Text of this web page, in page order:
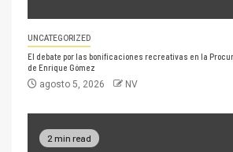
UNCATEGORIZED
El debate por las bonificaciones recreativas en la
de Enrique Gómez
agosto 5, 2026 NV
2 min read